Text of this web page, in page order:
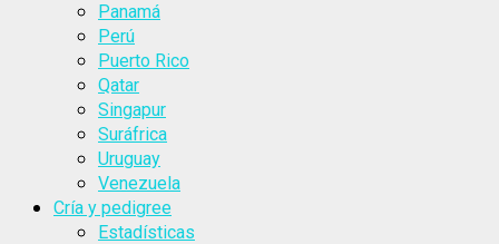
Panamá
Perú
Puerto Rico
Qatar
Singapur
Suráfrica
Uruguay
Venezuela
Cría y pedigree
Estadísticas